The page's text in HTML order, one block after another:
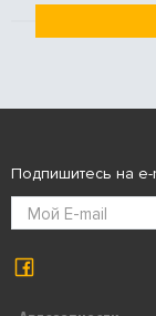
Подпишитесь на e-